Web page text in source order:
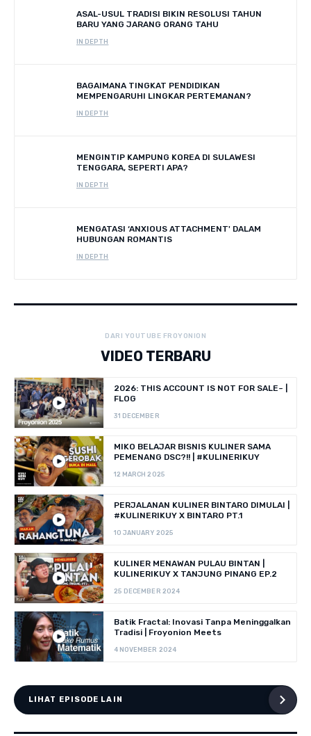
ASAL-USUL TRADISI BIKIN RESOLUSI TAHUN
BARU YANG JARANG ORANG TAHU
IN DEPTH
BAGAIMANA TINGKAT PENDIDIKAN
MEMPENGARUHI LINGKAR PERTEMANAN?
IN DEPTH
MENGINTIP KAMPUNG KOREA DI SULAWESI
TENGGARA, SEPERTI APA?
IN DEPTH
MENGATASI ‘ANXIOUS ATTACHMENT' DALAM
HUBUNGAN ROMANTIS
IN DEPTH
DARI YOUTUBE FROYONION
VIDEO TERBARU
2026: THIS ACCOUNT IS NOT FOR SALE~ |
FLOG
31 DECEMBER
MIKO BELAJAR BISNIS KULINER SAMA
PEMENANG DSC?!! | #KULINERIKUY
12 MARCH 2025
PERJALANAN KULINER BINTARO DIMULAI |
#KULINERIKUY X BINTARO PT.1
10 JANUARY 2025
KULINER MENAWAN PULAU BINTAN |
KULINERIKUY X TANJUNG PINANG EP.2
25 DECEMBER 2024
Batik Fractal: Inovasi Tanpa Meninggalkan
Tradisi | Froyonion Meets
4 NOVEMBER 2024
LIHAT EPISODE LAIN